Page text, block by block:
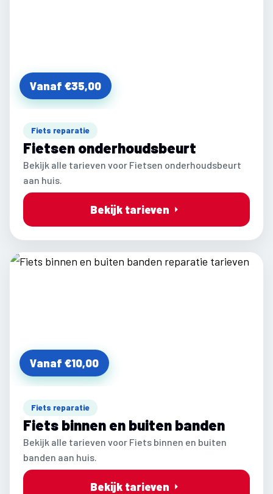
Vanaf €35,00
Fiets reparatie
Fietsen onderhoudsbeurt
Bekijk alle tarieven voor Fietsen onderhoudsbeurt
aan huis.
Bekijk tarieven
Vanaf €10,00
Fiets reparatie
Fiets binnen en buiten banden
Bekijk alle tarieven voor Fiets binnen en buiten
banden aan huis.
Bekijk tarieven